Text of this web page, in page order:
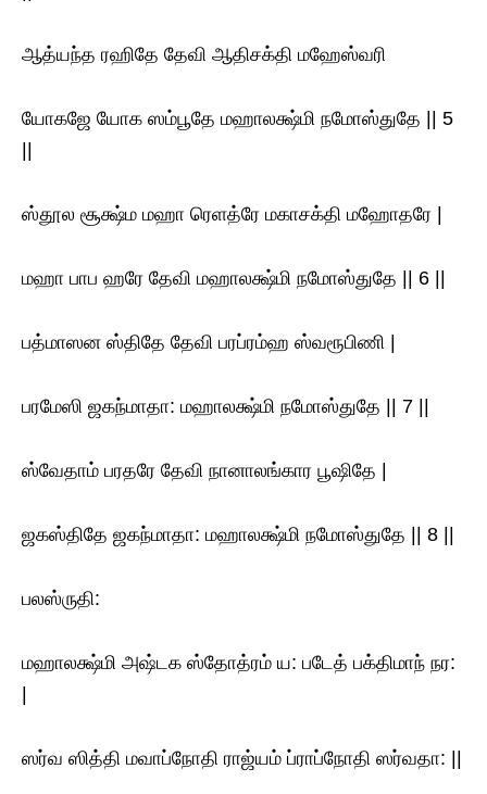
ஆத்யந்த ரஹிதே தேவி ஆதிசக்தி மஹேஸ்வரி
யோகஜே யோக ஸம்பூதே மஹாலக்ஷ்மி நமோஸ்துதே || 5
ஸ்தூல சூக்ஷ்ம மஹா ரெளத்ரே மகாசக்தி மஹோதரே |
மஹா பாப ஹரே தேவி மஹாலக்ஷ்மி நமோஸ்துதே || 6 ||
பத்மாஸன ஸ்திதே தேவி பரப்ரம்ஹ ஸ்வரூபிணி |
பரமேஸி ஜகந்மாதா: மஹாலக்ஷ்மி நமோஸ்துதே || 7 ||
ஸ்வேதாம் பரதரே தேவி நானாலங்கார பூஷிதே |
ஜகஸ்திதே ஜகந்மாதா: மஹாலக்ஷ்மி நமோஸ்துதே || 8 ||
பலஸ்ருதி:
மஹாலக்ஷ்மி அஷ்டக ஸ்தோத்ரம் ய: படேத் பக்திமாந் நர:
ஸர்வ ஸித்தி மவாப்நோதி ராஜ்யம் ப்ராப்நோதி ஸர்வதா: ||